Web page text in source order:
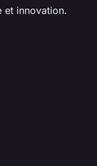
et innovation.